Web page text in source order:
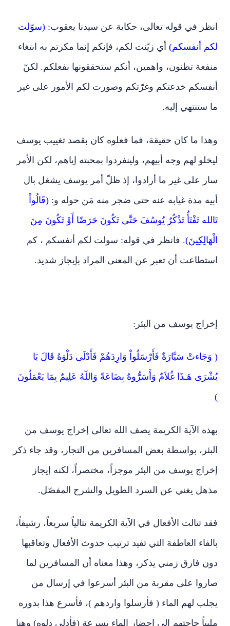
انظر في قوله تعالى، حكاية عن سيدنا يعقوب: (سوّلت
لكم أنفسكم) أي زيّنت لكم، فإنكم إنما مكرتم به ابتغاء
منفعة تظنون، واهمين، أنكم ستحققونها بفعلكم. لكنّ
أنفسكم خدعتكم وغرّتكم وصورت لكم الأمور على غير
ما ستنتهي إليه.
وهذا ما كان حقيقة، فما فعلوه كان بقصد تغييب يوسف
ليخلو لهم وجه أبيهم، ولينفردوا بمحبته إياهم، لكن الأمر
سار على غير ما أرادوا، إذ ظلّ أمر يوسف يشغل بال
أبيه مدة غيابه عنه حتى ضجر منه مَن حوله و: (قَالُواْ
تَالله تَفْتَأُ تَذْكُرُ يُوسُفَ حَتَّى تَكُونَ حَرَضًا أَوْ تَكُونَ مِنَ
الْهَالِكِينَ). فانظر في قوله: سولت لكم أنفسكم ، كم
استطاعت أن تعبر عن المعنى المراد بإيجاز شديد.
إخراج يوسف من البئر:
( وَجَاءتْ سَيَّارَةٌ فَأَرْسَلُواْ وَارِدَهُمْ فَأَدْلَى دَلْوَهُ قَالَ يَا
بُشْرَى هَـذَا غُلاَمٌ وَأَسَرُّوهُ بِضَاعَةً وَاللّهُ عَلِيمٌ بِمَا يَعْمَلُونَ
)
بهذه الآية الكريمة يصف الله تعالى إخراج يوسف من
البئر، بواسطة بعض المسافرين من التجار، وقد جاء ذكر
إخراج يوسف من البئر موجزاً، مختصراً، لكنه إيجاز
مذهل يغني عن السرد الطويل والشرح المفصّل.
فقد تتالت الأفعال في الآية الكريمة تتالياً سريعاً، رشيقاً،
بالفاء العاطفة التي تفيد ترتيب حدوث الأفعال وتعاقبها
دون فارق زمني يذكر، وهذا معناه أن المسافرين لما
صاروا على مقربة من البئر أسرعوا في إرسال من
يجلب لهم الماء ( فأرسلوا واردهم )، فأسرع هذا بدوره
ملبياً حاجتهم إلى إحضار الماء بسرعة (فأدلى دلوه) وهنا